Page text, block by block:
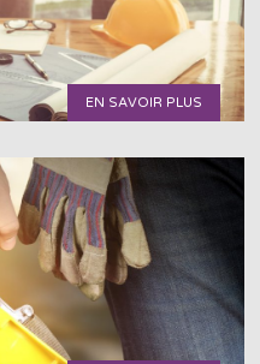
EN SAVOIR PLUS